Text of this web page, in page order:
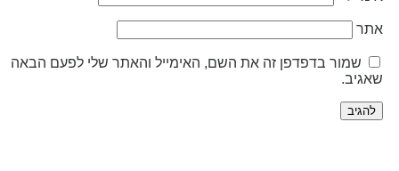
שמור בדפדפן זה את השם, האימייל והאתר שלי לפעם הבאה